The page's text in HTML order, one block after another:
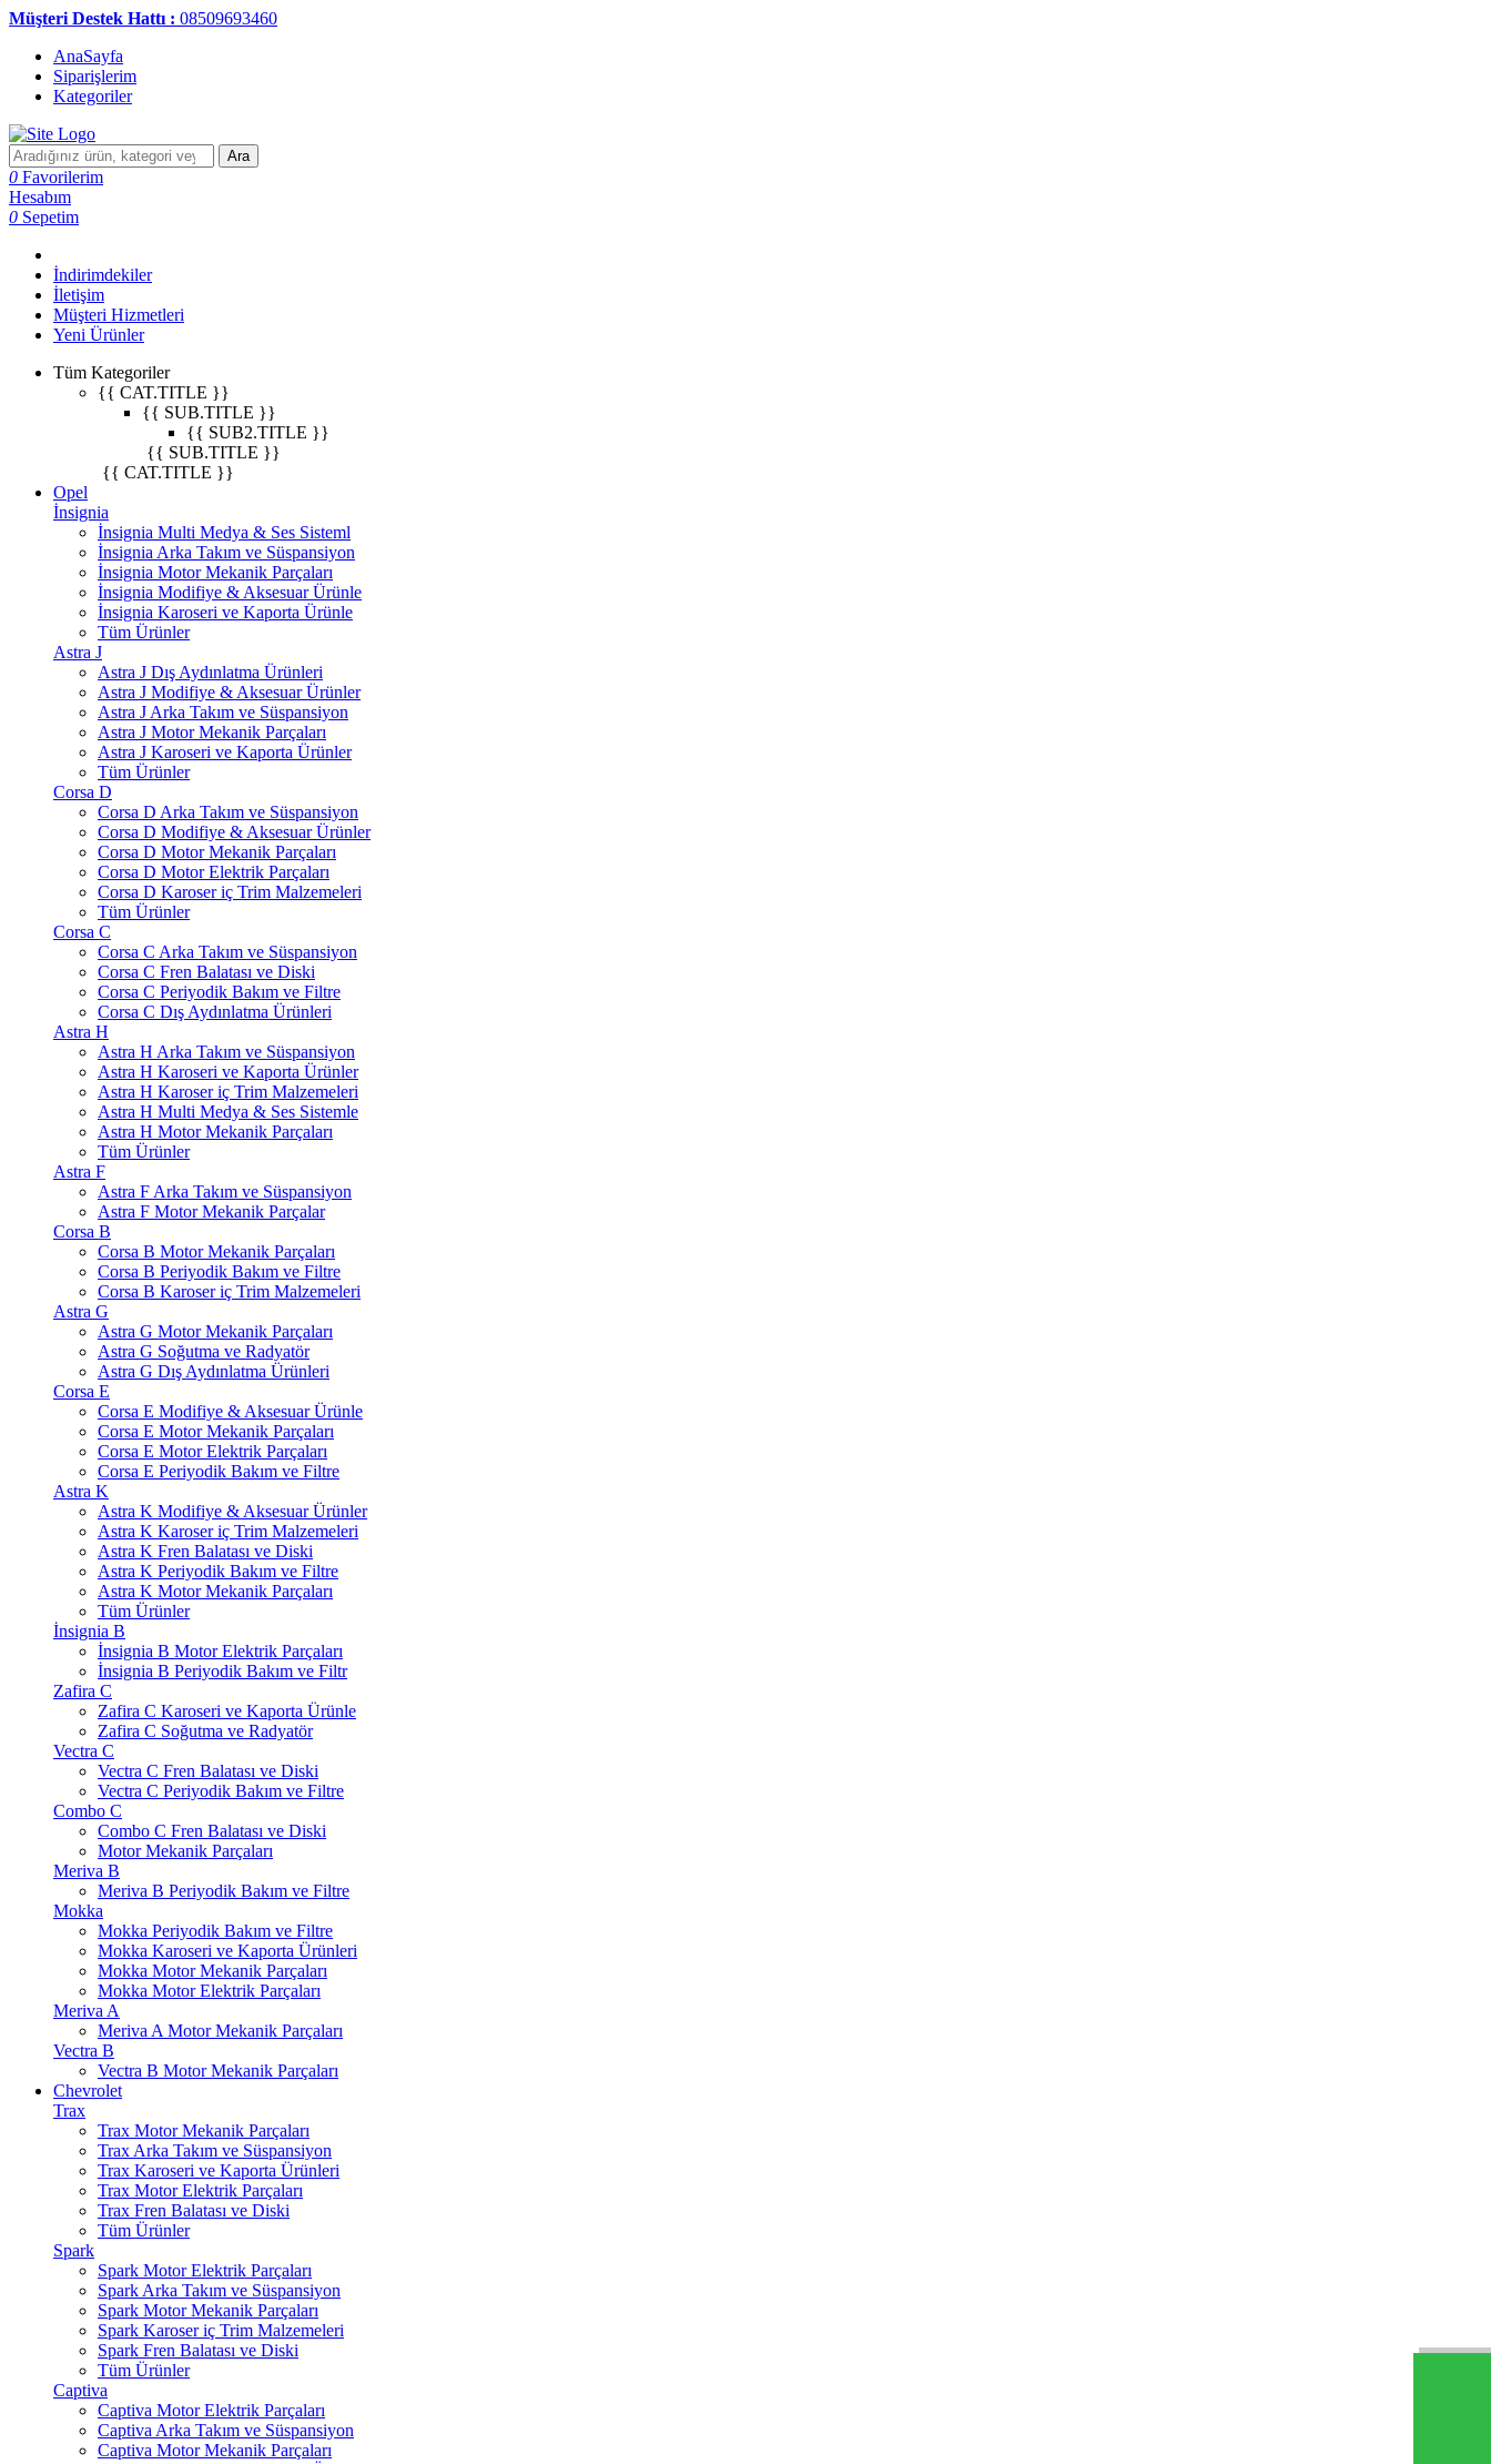
Müşteri Destek Hattı : 08509693460
AnaSayfa
Siparişlerim
Kategoriler
Ara
0 Favorilerim
Hesabım
0 Sepetim
İndirimdekiler
İletişim
Müşteri Hizmetleri
Yeni Ürünler
Tüm Kategoriler
{{ CAT.TITLE }}
{{ SUB.TITLE }}
{{ SUB2.TITLE }}
{{ SUB.TITLE }}
{{ CAT.TITLE }}
Opel
İnsignia
İnsignia Multi Medya & Ses Sisteml
İnsignia Arka Takım ve Süspansiyon
İnsignia Motor Mekanik Parçaları
İnsignia Modifiye & Aksesuar Ürünle
İnsignia Karoseri ve Kaporta Ürünle
Tüm Ürünler
Astra J
Astra J Dış Aydınlatma Ürünleri
Astra J Modifiye & Aksesuar Ürünler
Astra J Arka Takım ve Süspansiyon
Astra J Motor Mekanik Parçaları
Astra J Karoseri ve Kaporta Ürünler
Tüm Ürünler
Corsa D
Corsa D Arka Takım ve Süspansiyon
Corsa D Modifiye & Aksesuar Ürünler
Corsa D Motor Mekanik Parçaları
Corsa D Motor Elektrik Parçaları
Corsa D Karoser iç Trim Malzemeleri
Tüm Ürünler
Corsa C
Corsa C Arka Takım ve Süspansiyon
Corsa C Fren Balatası ve Diski
Corsa C Periyodik Bakım ve Filtre
Corsa C Dış Aydınlatma Ürünleri
Astra H
Astra H Arka Takım ve Süspansiyon
Astra H Karoseri ve Kaporta Ürünler
Astra H Karoser iç Trim Malzemeleri
Astra H Multi Medya & Ses Sistemle
Astra H Motor Mekanik Parçaları
Tüm Ürünler
Astra F
Astra F Arka Takım ve Süspansiyon
Astra F Motor Mekanik Parçalar
Corsa B
Corsa B Motor Mekanik Parçaları
Corsa B Periyodik Bakım ve Filtre
Corsa B Karoser iç Trim Malzemeleri
Astra G
Astra G Motor Mekanik Parçaları
Astra G Soğutma ve Radyatör
Astra G Dış Aydınlatma Ürünleri
Corsa E
Corsa E Modifiye & Aksesuar Ürünle
Corsa E Motor Mekanik Parçaları
Corsa E Motor Elektrik Parçaları
Corsa E Periyodik Bakım ve Filtre
Astra K
Astra K Modifiye & Aksesuar Ürünler
Astra K Karoser iç Trim Malzemeleri
Astra K Fren Balatası ve Diski
Astra K Periyodik Bakım ve Filtre
Astra K Motor Mekanik Parçaları
Tüm Ürünler
İnsignia B
İnsignia B Motor Elektrik Parçaları
İnsignia B Periyodik Bakım ve Filtr
Zafira C
Zafira C Karoseri ve Kaporta Ürünle
Zafira C Soğutma ve Radyatör
Vectra C
Vectra C Fren Balatası ve Diski
Vectra C Periyodik Bakım ve Filtre
Combo C
Combo C Fren Balatası ve Diski
Motor Mekanik Parçaları
Meriva B
Meriva B Periyodik Bakım ve Filtre
Mokka
Mokka Periyodik Bakım ve Filtre
Mokka Karoseri ve Kaporta Ürünleri
Mokka Motor Mekanik Parçaları
Mokka Motor Elektrik Parçaları
Meriva A
Meriva A Motor Mekanik Parçaları
Vectra B
Vectra B Motor Mekanik Parçaları
Chevrolet
Trax
Trax Motor Mekanik Parçaları
Trax Arka Takım ve Süspansiyon
Trax Karoseri ve Kaporta Ürünleri
Trax Motor Elektrik Parçaları
Trax Fren Balatası ve Diski
Tüm Ürünler
Spark
Spark Motor Elektrik Parçaları
Spark Arka Takım ve Süspansiyon
Spark Motor Mekanik Parçaları
Spark Karoser iç Trim Malzemeleri
Spark Fren Balatası ve Diski
Tüm Ürünler
Captiva
Captiva Motor Elektrik Parçaları
Captiva Arka Takım ve Süspansiyon
Captiva Motor Mekanik Parçaları